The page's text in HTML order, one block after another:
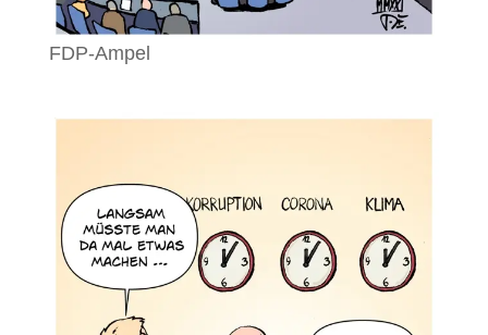
FDP-Ampel